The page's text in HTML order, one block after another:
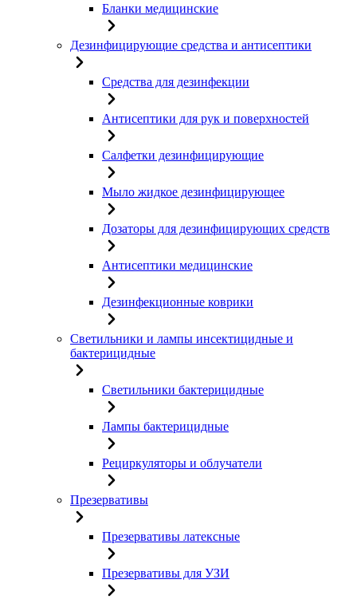
Бланки медицинские
Дезинфицирующие средства и антисептики
Средства для дезинфекции
Антисептики для рук и поверхностей
Салфетки дезинфицирующие
Мыло жидкое дезинфицирующее
Дозаторы для дезинфицирующих средств
Антисептики медицинские
Дезинфекционные коврики
Светильники и лампы инсектицидные и
бактерицидные
Светильники бактерицидные
Лампы бактерицидные
Рециркуляторы и облучатели
Презервативы
Презервативы латексные
Презервативы для УЗИ